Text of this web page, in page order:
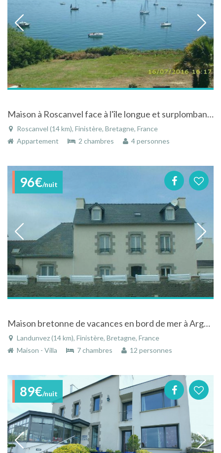
Maison à Roscanvel face à l'île longue et surplombant la mer
Roscanvel (14 km), Finistère, Bretagne, France
Appartement
2 chambres 4 personnes
96€/nuit
Maison bretonne de vacances en bord de mer à Argenton en Landunvez Finistère
Landunvez (14 km), Finistère, Bretagne, France
Maison - Villa
7 chambres 12 personnes
89€/nuit